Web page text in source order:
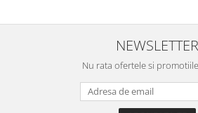
NEWSLETTER
Nu rata ofertele si